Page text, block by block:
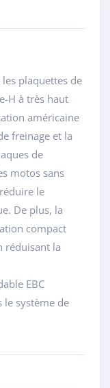
les plaquettes de
H à très haut
américaine
freinage et la
de
motos sans
le
De plus, la
compact
réduisant la
EBC
le système de